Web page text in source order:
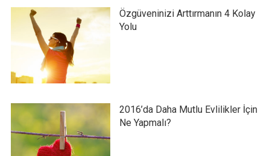
Özgüveninizi Arttırmanın 4 Kolay
Yolu
2016’da Daha Mutlu Evlilikler İçin
Ne Yapmalı?